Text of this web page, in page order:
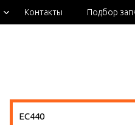
Контакты Подбор